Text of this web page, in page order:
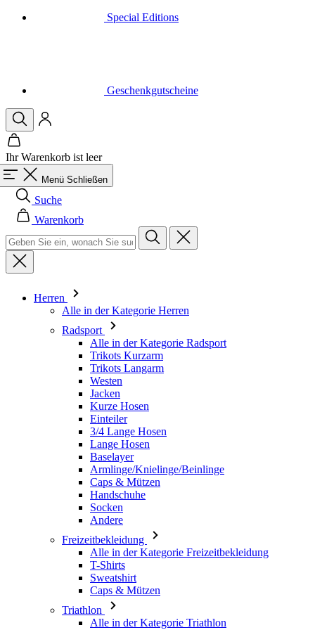
Special Editions
Geschenkgutscheine
Ihr Warenkorb ist leer
Menü Schließen
Suche
Warenkorb
Herren
Alle in der Kategorie Herren
Radsport
Alle in der Kategorie Radsport
Trikots Kurzarm
Trikots Langarm
Westen
Jacken
Kurze Hosen
Einteiler
3/4 Lange Hosen
Lange Hosen
Baselayer
Armlinge/Knielinge/Beinlinge
Caps & Mützen
Handschuhe
Socken
Andere
Freizeitbekleidung
Alle in der Kategorie Freizeitbekleidung
T-Shirts
Sweatshirt
Caps & Mützen
Triathlon
Alle in der Kategorie Triathlon